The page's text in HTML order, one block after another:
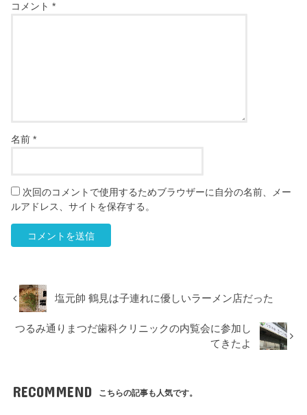
コメント*
名前*
次回のコメントで使用するためブラウザーに自分の名前、メー
ルアドレス、サイトを保存する。
塩元帥 鶴見は子連れに優しいラーメン店だった
つるみ通りまつだ歯科クリニックの内覧会に参加し
てきたよ
RECOMMEND こちらの記事も人気です。